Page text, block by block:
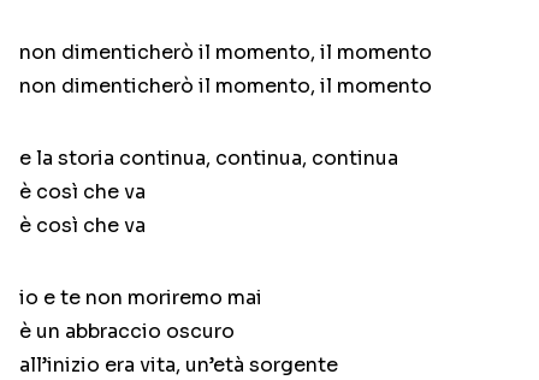
non dimenticherò il momento, il momento
non dimenticherò il momento, il momento
e la storia continua, continua, continua
è così che va
è così che va
io e te non moriremo mai
è un abbraccio oscuro
all’inizio era vita, un’età sorgente